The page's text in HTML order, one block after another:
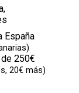
España
250€
20€ más)